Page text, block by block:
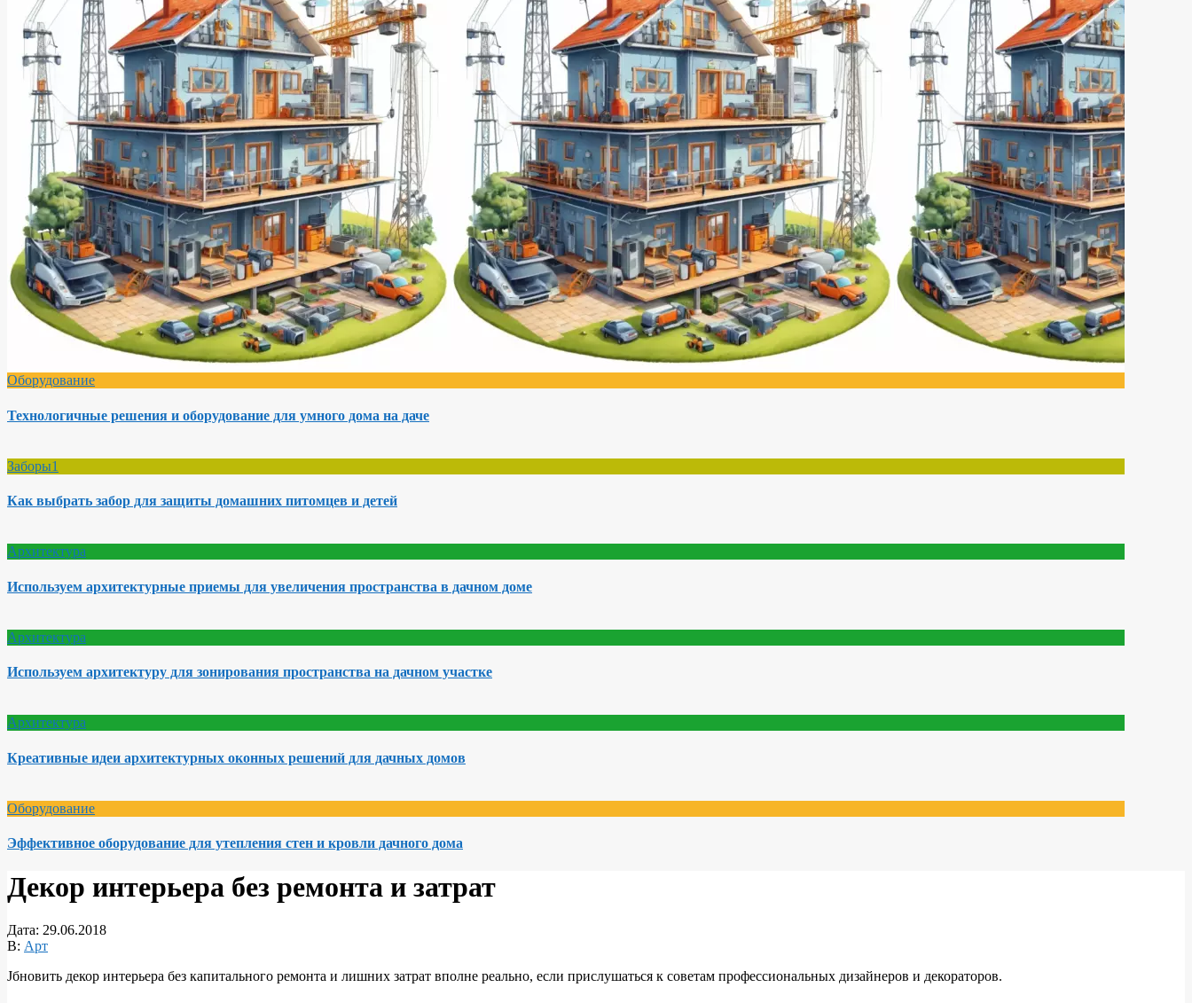
Оборудование
Технологичные решения и оборудование для умного дома на даче
Заборы1
Как выбрать забор для защиты домашних питомцев и детей
Архитектура
Используем архитектурные приемы для увеличения пространства в дачном доме
Архитектура
Используем архитектуру для зонирования пространства на дачном участке
Архитектура
Креативные идеи архитектурных оконных решений для дачных домов
Оборудование
Эффективное оборудование для утепления стен и кровли дачного дома
Декор интерьера без ремонта и затрат
Дата: 29.06.2018
В: Арт
Jбновить декор интерьера без капитального ремонта и лишних затрат вполне реально, если прислушаться к советам профессиональных дизайнеров и декораторов.